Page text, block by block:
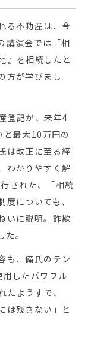
る不動産は、今
講演会では「相
』を相続したと
方が学びまし
登記が、来年4
最大10万円の
は改正に至る経
わかりやすく解
された、「相続
についても、
いに説明。詐欺
。
も、備氏のテン
したパワフル
ようすで、
は残さない」と